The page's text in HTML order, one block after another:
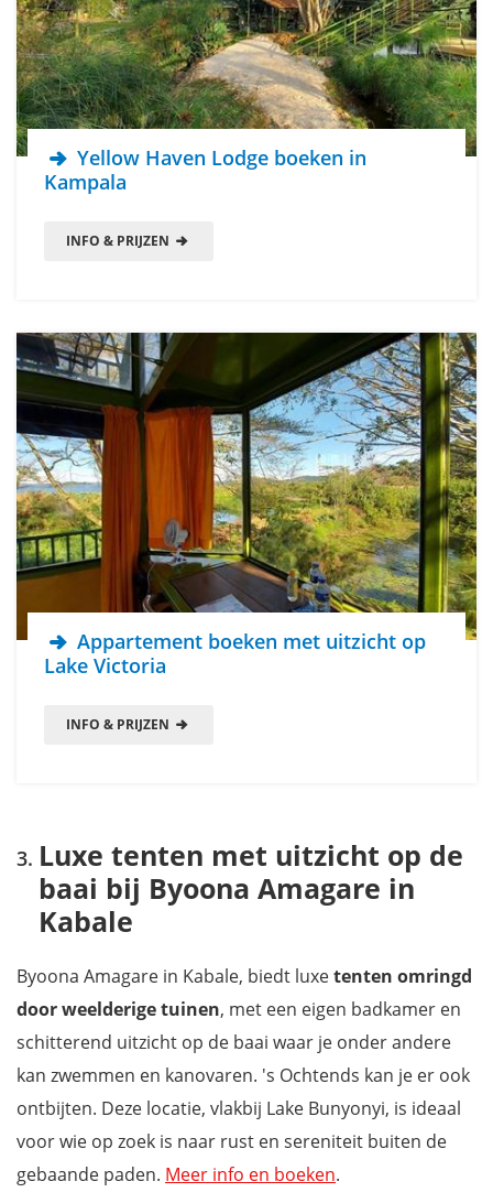
Yellow Haven Lodge boeken in
Kampala
INFO & PRIJZEN
Appartement boeken met uitzicht op
Lake Victoria
INFO & PRIJZEN
Luxe tenten met uitzicht op de
baai bij Byoona Amagare in
Kabale
Byoona Amagare in Kabale, biedt luxetenten omringd
door weelderige tuinen, met een eigen badkamer en
schitterend uitzicht op de baai waar je onder andere
kan zwemmen en kanovaren. 's Ochtends kan je er ook
ontbijten. Deze locatie, vlakbij Lake Bunyonyi, is ideaal
voor wie op zoek is naar rust en sereniteit buiten de
gebaande paden. Meer info en boeken.